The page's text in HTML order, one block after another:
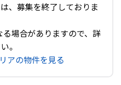
、募集を終了しておりま
場合がありますので、詳
。
アの物件を見る